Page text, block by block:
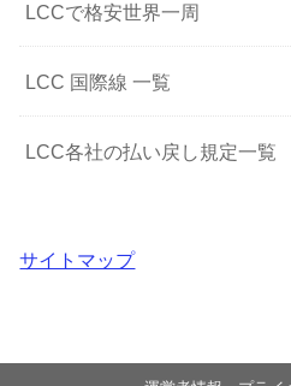
LCCで格安世界一周
LCC 国際線 一覧
LCC各社の払い戻し規定一覧
サイトマップ